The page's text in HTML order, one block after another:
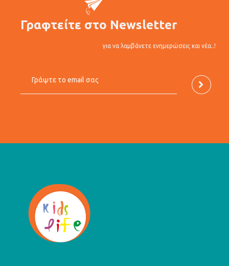
Γραφτείτε στο Newsletter
για να λαμβάνετε ενημερώσεις και νέα..!